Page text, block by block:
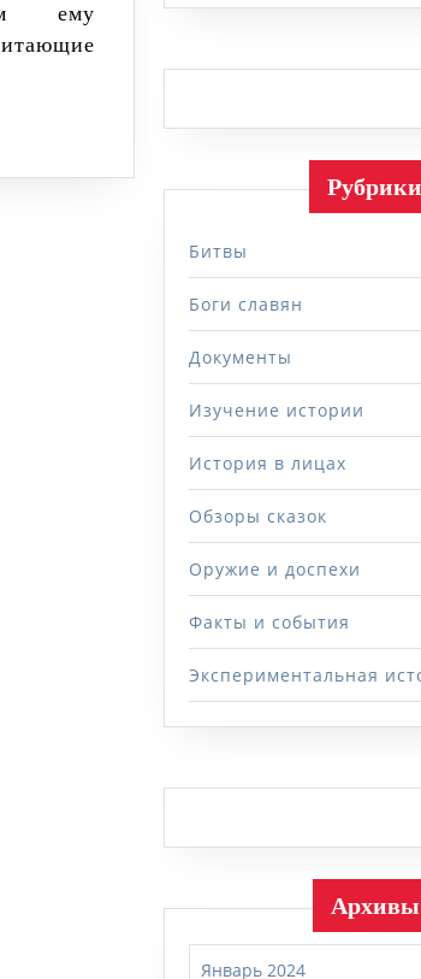
ему
Рубрики
Битвы
Боги славян
Документы
Изучение истории
История в лицах
Обзоры сказок
Оружие и доспехи
Факты и события
Экспериментальная
Архивы